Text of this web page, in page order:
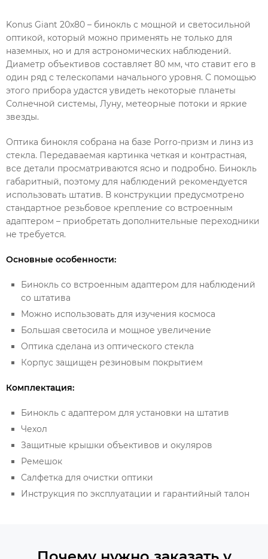
Konus Giant 20x80 – бинокль с мощной и светосильной
оптикой, который можно применять не только для
наземных, но и для астрономических наблюдений.
Диаметр объективов составляет 80 мм, что ставит его в
один ряд с телескопами начального уровня. С помощью
этого прибора удастся увидеть некоторые планеты
Солнечной системы, Луну, метеорные потоки и яркие
звезды.
Оптика бинокля собрана на базе Porro-призм и линз из
стекла. Передаваемая картинка четкая и контрастная,
все детали просматриваются ясно и подробно. Бинокль
габаритный, поэтому для наблюдений рекомендуется
использовать штатив. В конструкции предусмотрено
стандартное резьбовое крепление со встроенным
адаптером – приобретать дополнительные переходники
не требуется.
Основные особенности:
Бинокль со встроенным адаптером для наблюдений
со штатива
Можно использовать для изучения космоса
Большая светосила и мощное увеличение
Оптика сделана из оптического стекла
Корпус защищен резиновым покрытием
Комплектация:
Бинокль с адаптером для установки на штатив
Чехол
Защитные крышки объективов и окуляров
Ремешок
Салфетка для очистки оптики
Инструкция по эксплуатации и гарантийный талон